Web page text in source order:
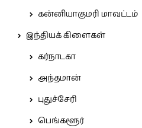
கன்னியாகுமரி மாவட்டம்
இந்தியக் கிளைகள்
கர்நாடகா
அந்தமான்
புதுச்சேரி
பெங்களூர்